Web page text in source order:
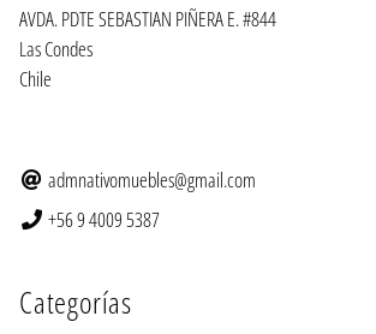
AVDA. PDTE SEBASTIAN PIÑERA E. #844
Las Condes
Chile
admnativomuebles@gmail.com
+56 9 4009 5387
Categorías